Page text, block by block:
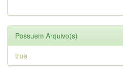
Possuem Arquivo(s)
true